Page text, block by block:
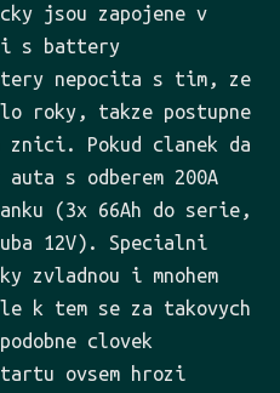
jsou zapojene v
s battery
ktery nepocita s tim, ze
roky, takze postupne
Pokud clanek da
s odberem 200A
(3x 66Ah do serie,
12V). Specialni
zvladnou i mnohem
k tem se za takovych
clovek
ovsem hrozi